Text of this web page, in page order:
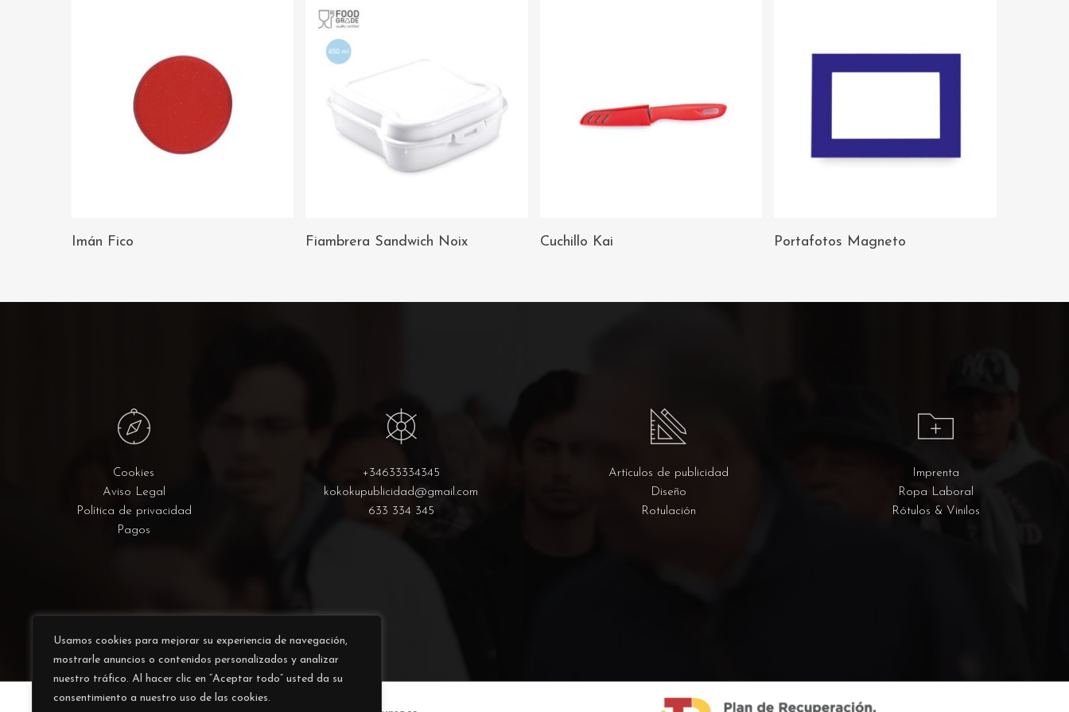
Usamos cookies para mejorar su experiencia de navegación,
mostrarle anuncios o contenidos personalizados y analizar
nuestro tráfico. Al hacer clic en “Aceptar todo” usted da su
consentimiento a nuestro uso de las cookies.
Imán Fico
AÑADIR AL
Fiambrera Sandwich Noix
AÑADIR AL
Cuchillo Kai
AÑADIR AL
CARRITO
Portafotos Magneto
Cookies
Aviso Legal
Política de privacidad
Pagos
+34633334345
kokokupublicidad@gmail.com
633 334 345
Artículos de publicidad
Diseño
Rotulación
Imprenta
Ropa Laboral
Rótulos & Vinilos